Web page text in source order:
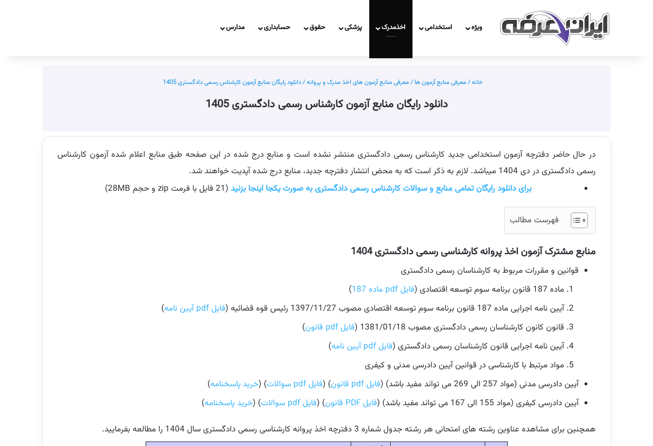
ویژه استخدامی اخذمدرک پزشکی حقوق حسابداری مدارس
خانه/معرفی منابع آزمون ها /معرفی منابع آزمون های اخذ مدرک و پروانه/دانلود رایگان منابع آزمون کارشناس رسمی دادگستری 1405
دانلود رایگان منابع آزمون کارشناس رسمی دادگستری 1405
در حال حاضر دفترچه آزمون استخدامی جدید کارشناس رسمی دادگستری منتشر نشده است و منابع درج شده در این صفحه طبق منابع اعلام شده آزمون کارشناس
رسمی دادگستری در دی 1404 میباشد. لازم به ذکر است که به محض انتشار دفترچه جدید، منابع درج شده آپدیت خواهند شد.
برای دانلود رایگان تمامی منابع و سوالات کارشناس رسمی دادگستری به صورت یکجا اینجا بزنید (21 فایل با فرمت zip و حجم 28MB)
فهرست مطالب
منابع مشترک آزمون اخذ پروانه کارشناسی رسمی دادگستری 1404
قوانین و مقررات مربوط به کارشناسان رسمی دادگستری
ماده 187 قانون برنامه سوم توسعه اقتصادی (
فایل pdf ماده 187
)
آیین نامه اجرایی ماده 187 قانون برنامه سوم توسعه اقتصادی مصوب 1397/11/27 رئیس قوه قضائیه (
فایل pdf آیین نامه
)
قانون کانون کارشناسان رسمی دادگستری مصوب 1381/01/18 (
فایل pdf قانون
)
آیین نامه اجرایی قانون کارشناسان رسمی دادگستری (فایل pdf آیین نامه
)
مواد مرتبط با کارشناسی در قوانین آیین دادرسی مدنی و کیفری
آیین دادرسی مدنی (مواد 257 الی 269 می تواند مفید باشد) (
فایل pdf قانون ) (فایل pdf سوالات ) (خرید پاسخنامه)
آیین دادرسی کیفری (مواد 155 الی 167 می تواند مفید باشد) (
فایل PDF قانون ) (فایل pdf سوالات ) (خرید پاسخنامه)
همچنین برای مشاهده عناوین رشته های امتحانی هر رشته جدول شماره 3 دفترچه اخذ پروانه کارشناسی رسمی دادگستری سال 1404 را مطالعه بفرمایید.